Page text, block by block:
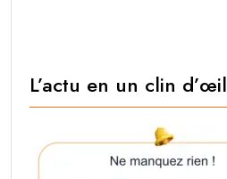
L’actu en un clin d’œil